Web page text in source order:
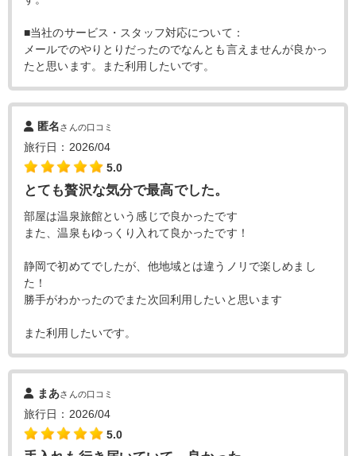
■当社のサービス・スタッフ対応について：
メールでのやりとりだったのでなんとも言えませんが良かっ
たと思います。また利用したいです。
匿名さんの口コミ
旅行日：2026/04
5.0
とても贅沢な気分で最高でした。
部屋は温泉旅館という感じで良かったです
また、温泉もゆっくり入れて良かったです！
静岡で初めてでしたが、他地域とは違うノリで楽しめまし
た！
勝手がわかったのでまた次回利用したいと思います
また利用したいです。
まあさんの口コミ
旅行日：2026/04
5.0